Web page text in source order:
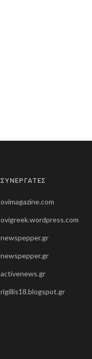
ΣΥΝΕΡΓΑΤΕΣ
ovimagazine.com
ovigreek.wordpress.com
newspepper.gr
newspepper.gr
activenews.gr
rigillis18.blogspot.gr